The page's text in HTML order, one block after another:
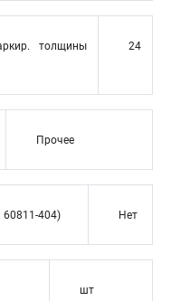
толщины
24
Прочее
60811-404) Нет
шт